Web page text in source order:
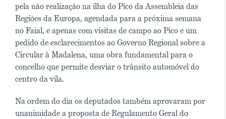
pela não realização na ilha do Pico da Assembleia das
Regiões da Europa, agendada para a próxima semana
no Faial, e apenas com visitas de campo ao Pico e um
pedido de esclarecimentos ao Governo Regional sobre a
Circular à Madalena, uma obra fundamental para o
concelho que permite desviar o trânsito automóvel do
centro da vila.
Na ordem do dia os deputados também aprovaram por
unanimidade a proposta de Regulamento Geral do